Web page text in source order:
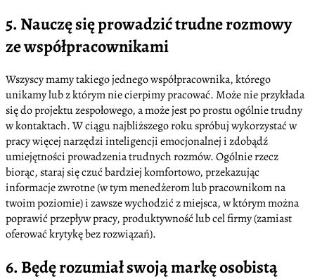
5. Nauczę się prowadzić trudne rozmowy
ze współpracownikami
Wszyscy mamy takiego jednego współpracownika, którego
unikamy lub z którym nie cierpimy pracować. Może nie przykłada
się do projektu zespołowego, a może jest po prostu ogólnie trudny
w kontaktach. W ciągu najbliższego roku spróbuj wykorzystać w
pracy więcej narzędzi inteligencji emocjonalnej i zdobądź
umiejętności prowadzenia trudnych rozmów. Ogólnie rzecz
biorąc, staraj się czuć bardziej komfortowo, przekazując
informacje zwrotne (w tym menedżerom lub pracownikom na
twoim poziomie) i zawsze wychodzić z miejsca, w którym można
poprawić przepływ pracy, produktywność lub cel firmy (zamiast
oferować krytykę bez rozwiązań).
6. Będę rozumiał swoją markę osobistą